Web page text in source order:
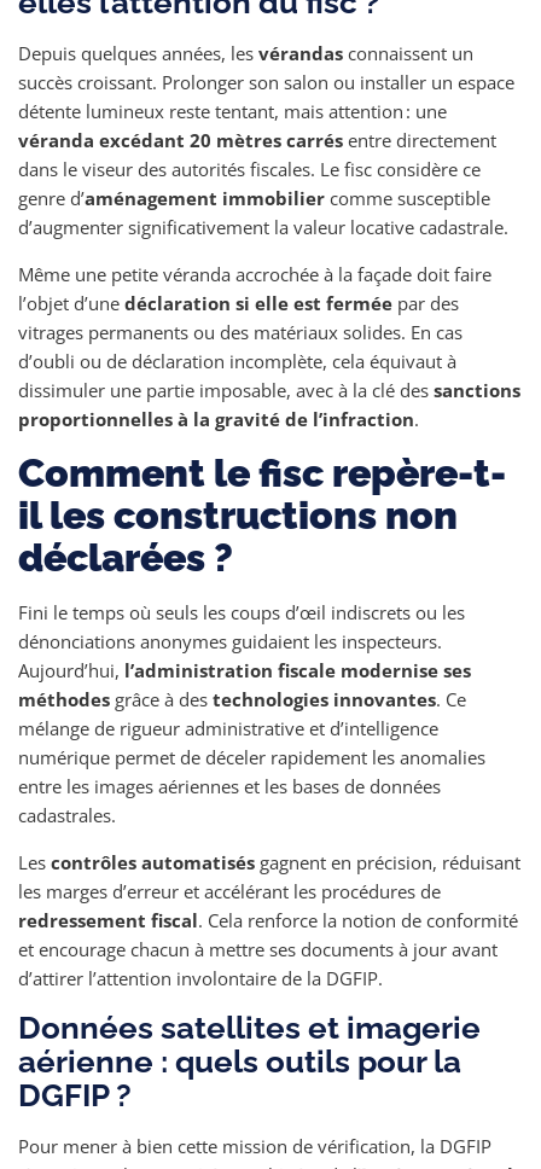
Depuis quelques années, les vérandas connaissent un
succès croissant. Prolonger son salon ou installer un espace
détente lumineux reste tentant, mais attention : une
véranda excédant 20 mètres carrés entre directement
dans le viseur des autorités fiscales. Le fisc considère ce
genre d’aménagement immobilier comme susceptible
d’augmenter significativement la valeur locative cadastrale.
Même une petite véranda accrochée à la façade doit faire
l’objet d’une déclaration si elle est fermée par des
vitrages permanents ou des matériaux solides. En cas
d’oubli ou de déclaration incomplète, cela équivaut à
dissimuler une partie imposable, avec à la clé des sanctions
proportionnelles à la gravité de l’infraction.
Comment le fisc repère-t-
il les constructions non
déclarées ?
Fini le temps où seuls les coups d’œil indiscrets ou les
dénonciations anonymes guidaient les inspecteurs.
Aujourd’hui, l’administration fiscale modernise ses
méthodes grâce à des technologies innovantes. Ce
mélange de rigueur administrative et d’intelligence
numérique permet de déceler rapidement les anomalies
entre les images aériennes et les bases de données
cadastrales.
Les contrôles automatisés gagnent en précision, réduisant
les marges d’erreur et accélérant les procédures de
redressement fiscal. Cela renforce la notion de conformité
et encourage chacun à mettre ses documents à jour avant
d’attirer l’attention involontaire de la DGFIP.
Données satellites et imagerie
aérienne : quels outils pour la
DGFIP ?
Pour mener à bien cette mission de vérification, la DGFIP